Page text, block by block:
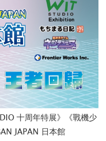
十周年特展》《戰機少
JAPAN 日本館